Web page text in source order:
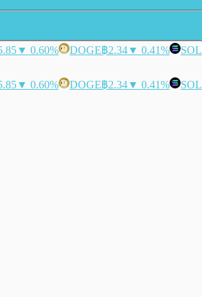
▼ 0.60% DOGE฿2.34▼ 0.41% SOL
▼ 0.60% DOGE฿2.34▼ 0.41% SOL